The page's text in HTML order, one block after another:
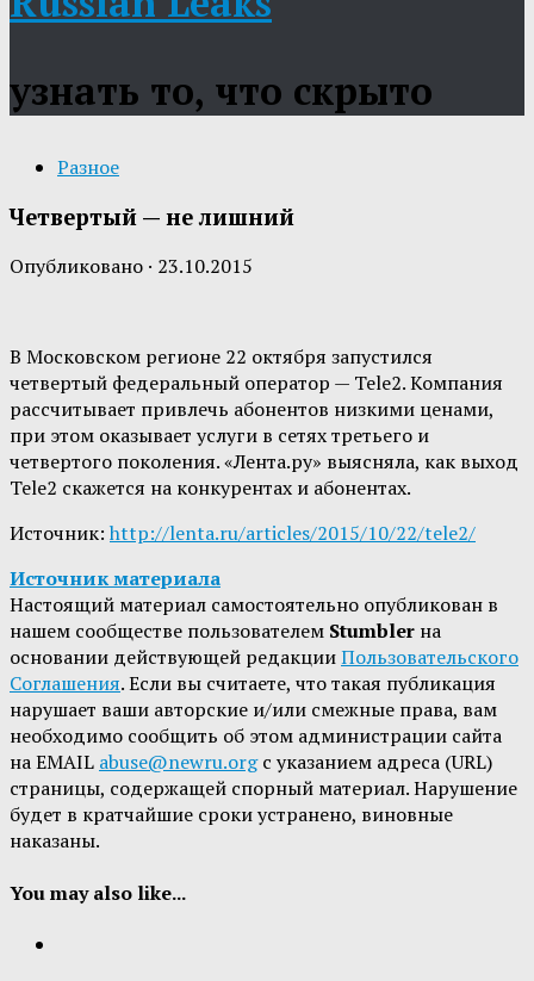
узнать то, что скрыто
Разное
Четвертый — не лишний
Опубликовано · 23.10.2015
В Московском регионе 22 октября запустился
четвертый федеральный оператор — Tele2. Компания
рассчитывает привлечь абонентов низкими ценами,
при этом оказывает услуги в сетях третьего и
четвертого поколения. «Лента.ру» выясняла, как выход
Tele2 скажется на конкурентах и абонентах.
Источник: http://lenta.ru/articles/2015/10/22/tele2/
Источник материала
Настоящий материал самостоятельно опубликован в
нашем сообществе пользователем Stumbler на
основании действующей редакцииПользовательского
Соглашения. Если вы считаете, что такая публикация
нарушает ваши авторские и/или смежные права, вам
необходимо сообщить об этом администрации сайта
на EMAIL abuse@newru.orgс указанием адреса (URL)
страницы, содержащей спорный материал. Нарушение
будет в кратчайшие сроки устранено, виновные
наказаны.
You may also like...